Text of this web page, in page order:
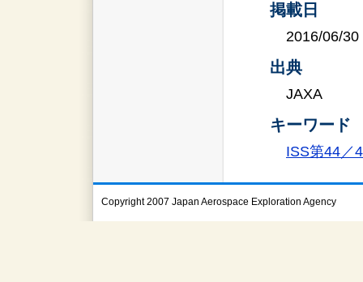
掲載日
2016/06/30
出典
JAXA
キーワード
ISS第44／
Copyright 2007 Japan Aerospace Exploration Agency